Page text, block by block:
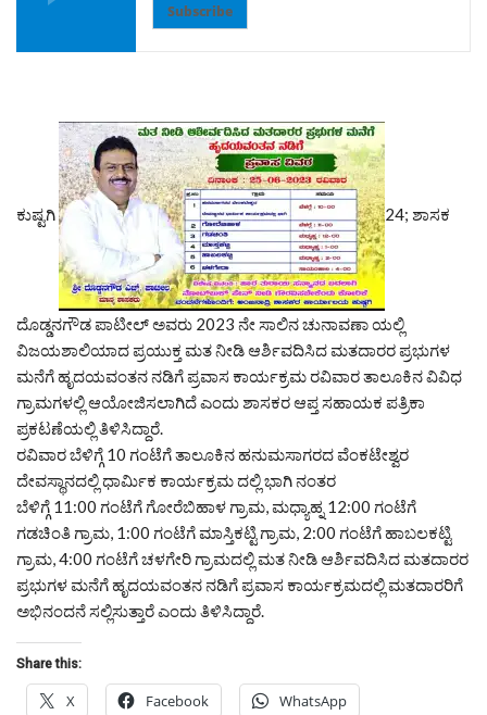
Subscribe
ಕುಷ್ಟಗಿ 24; ಶಾಸಕ
ದೊಡ್ಡನಗೌಡ ಪಾಟೀಲ್ ಅವರು 2023 ನೇ ಸಾಲಿನ ಚುನಾವಣಾ ಯಲ್ಲಿ
ವಿಜಯಶಾಲಿಯಾದ ಪ್ರಯುಕ್ತ ಮತ ನೀಡಿ ಆರ್ಶಿವದಿಸಿದ ಮತದಾರರ ಪ್ರಭುಗಳ
ಮನೆಗೆ ಹೃದಯವಂತನ ನಡಿಗೆ ಪ್ರವಾಸ ಕಾರ್ಯಕ್ರಮ ರವಿವಾರ ತಾಲೂಕಿನ ವಿವಿಧ
ಗ್ರಾಮಗಳಲ್ಲಿ ಆಯೋಜಿಸಲಾಗಿದೆ ಎಂದು ಶಾಸಕರ ಆಪ್ತ ಸಹಾಯಕ ಪತ್ರಿಕಾ
ಪ್ರಕಟಣೆಯಲ್ಲಿ ತಿಳಿಸಿದ್ದಾರೆ.
ರವಿವಾರ ಬೆಳಿಗ್ಗೆ 10 ಗಂಟೆಗೆ ತಾಲೂಕಿನ ಹನುಮಸಾಗರದ ವೆಂಕಟೇಶ್ವರ
ದೇವಸ್ಥಾನದಲ್ಲಿ ಧಾರ್ಮಿಕ ಕಾರ್ಯಕ್ರಮ ದಲ್ಲಿ ಭಾಗಿ ನಂತರ
ಬೆಳಿಗ್ಗೆ 11:00 ಗಂಟೆಗೆ ಗೋರೆಬಿಹಾಳ ಗ್ರಾಮ, ಮಧ್ಯಾಹ್ನ 12:00 ಗಂಟೆಗೆ
ಗಡಚಿಂತಿ ಗ್ರಾಮ, 1:00 ಗಂಟೆಗೆ ಮಾಸ್ತಿಕಟ್ಟಿ ಗ್ರಾಮ, 2:00 ಗಂಟೆಗೆ ಹಾಬಲಕಟ್ಟಿ
ಗ್ರಾಮ, 4:00 ಗಂಟೆಗೆ ಚಳಗೇರಿ ಗ್ರಾಮದಲ್ಲಿ ಮತ ನೀಡಿ ಆರ್ಶಿವದಿಸಿದ ಮತದಾರರ
ಪ್ರಭುಗಳ ಮನೆಗೆ ಹೃದಯವಂತನ ನಡಿಗೆ ಪ್ರವಾಸ ಕಾರ್ಯಕ್ರಮದಲ್ಲಿ ಮತದಾರರಿಗೆ
ಅಭಿನಂದನೆ ಸಲ್ಲಿಸುತ್ತಾರೆ ಎಂದು ತಿಳಿಸಿದ್ದಾರೆ.
Share this:
X Facebook WhatsApp